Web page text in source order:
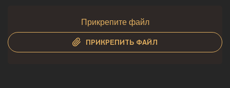
Прикрепите файл
ПРИКРЕПИТЬ ФАЙЛ